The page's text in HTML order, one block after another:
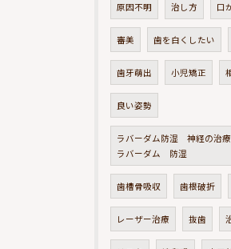
原因不明 治し方 口
審美 歯を白くしたい
歯牙萌出 小児矯正
良い姿勢
ラバーダム防湿 神経の
ラバーダム 防湿
歯槽骨吸収 歯根破折
レーザー治療 抜歯